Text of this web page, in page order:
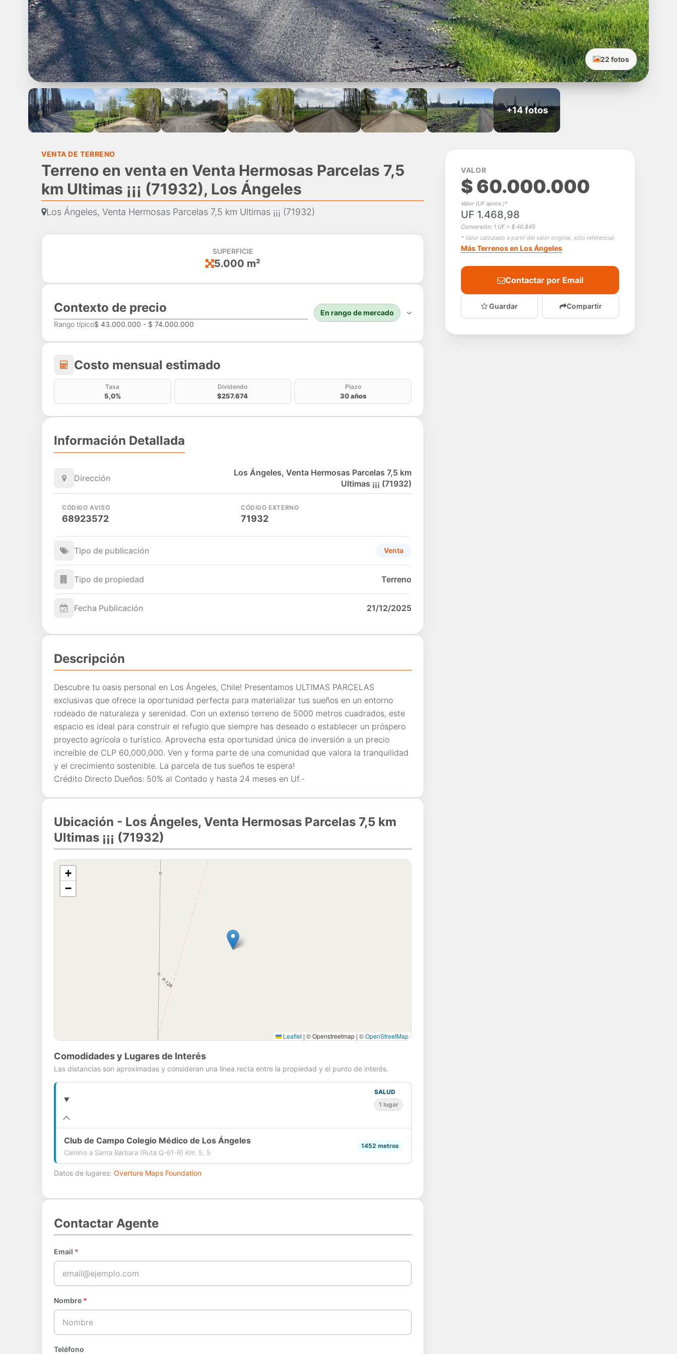
22 fotos
+14 fotos
VENTA DE TERRENO
Terreno en venta en Venta Hermosas Parcelas 7,5
km Ultimas ¡¡¡ (71932), Los Ángeles
Los Ángeles, Venta Hermosas Parcelas 7,5 km Ultimas ¡¡¡ (71932)
SUPERFICIE
5.000 m²
Contexto de precio
Rango típico$ 43.000.000 - $ 74.000.000
En rango de mercado
Costo mensual estimado
Costo mensual estimado
Tasa
5,0%
Dividendo
$257.674
Plazo
30 años
Información Detallada
Dirección
Los Ángeles, Venta Hermosas Parcelas 7,5 km
Ultimas ¡¡¡ (71932)
CÓDIGO AVISO
68923572
CÓDIGO EXTERNO
71932
Tipo de publicación Venta
Tipo de propiedad Terreno
Fecha Publicación 21/12/2025
Descripción
Descubre tu oasis personal en Los Ángeles, Chile! Presentamos ULTIMAS PARCELAS
exclusivas que ofrece la oportunidad perfecta para materializar tus sueños en un entorno
rodeado de naturaleza y serenidad. Con un extenso terreno de 5000 metros cuadrados, este
espacio es ideal para construir el refugio que siempre has deseado o establecer un próspero
proyecto agrícola o turístico. Aprovecha esta oportunidad única de inversión a un precio
increíble de CLP 60,000,000. Ven y forma parte de una comunidad que valora la tranquilidad
y el crecimiento sostenible. La parcela de tus sueños te espera!
Crédito Directo Dueños: 50% al Contado y hasta 24 meses en Uf.-
Ubicación - Los Ángeles, Venta Hermosas Parcelas 7,5 km
Ultimas ¡¡¡ (71932)
+
−
Leaflet | © Openstreetmap | ©OpenStreetMap
Comodidades y Lugares de Interés
Las distancias son aproximadas y consideran una línea recta entre la propiedad y el punto de interés.
SALUD
1 lugar
Club de Campo Colegio Médico de Los Ángeles
Camino a Santa Bárbara (Ruta Q-61-R) Km. 5, 5
1452 metros
Datos de lugares: Overture Maps Foundation
Contactar Agente
Email *
Nombre *
Teléfono
VALOR
$ 60.000.000
Valor (UF aprox.)*
UF 1.468,98
Conversión: 1 UF = $ 40.845
* Valor calculado a partir del valor original, solo referencial.
Más Terrenos en Los Ángeles
Contactar por Email
Guardar Compartir